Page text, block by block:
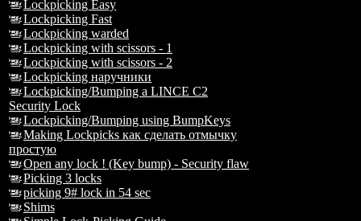
Lockpicking Easy
Lockpicking Fast
Lockpicking warded
Lockpicking with scissors - 1
Lockpicking with scissors - 2
Lockpicking наручники
Lockpicking/Bumping a LINCE C2
Security Lock
Lockpicking/Bumping using BumpKeys
Making Lockpicks как сделать отмычку
простую
Open any lock ! (Key bump) - Security flaw
Picking 3 locks
picking 9# lock in 54 sec
Shims